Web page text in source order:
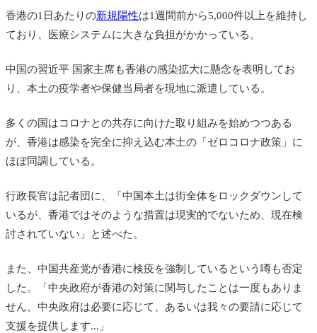
香港の1日あたりの新規陽性は1週間前から5,000件以上を維持し
ており、医療システムに大きな負担がかかっている。
中国の習近平 国家主席も香港の感染拡大に懸念を表明してお
り、本土の疫学者や保健当局者を現地に派遣している。
多くの国はコロナとの共存に向けた取り組みを始めつつある
が、香港は感染を完全に抑え込む本土の「ゼロコロナ政策」に
ほぼ同調している。
行政長官は記者団に、「 中国本土は街全体をロックダウンして
いるが、香港ではそのような措置は現実的でないため、現在検
討されていない」と述べた。
また、中国共産党が香港に検疫を強制しているという噂も否定
した。「中央政府が香港の対策に関与したことは一度もありま
せん。中央政府は必要に応じて、あるいは我々の要請に応じて
支援を提供します...」